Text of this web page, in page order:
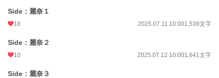
Side：麗奈１
18 2025.07.11 10:001,539文字
Side：麗奈２
10 2025.07.12 10:001,641文字
Side：麗奈３